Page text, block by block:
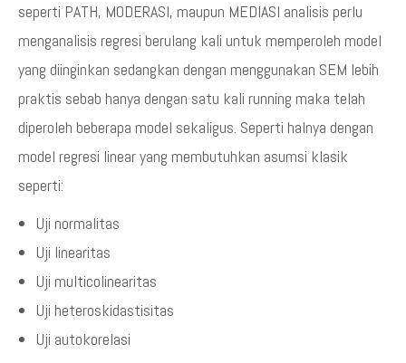
seperti PATH, MODERASI, maupun MEDIASI analisis perlu
menganalisis regresi berulang kali untuk memperoleh model
yang diinginkan sedangkan dengan menggunakan SEM lebih
praktis sebab hanya dengan satu kali running maka telah
diperoleh beberapa model sekaligus. Seperti halnya dengan
model regresi linear yang membutuhkan asumsi klasik
seperti:
Uji normalitas
Uji linearitas
Uji multicolinearitas
Uji heteroskidastisitas
Uji autokorelasi